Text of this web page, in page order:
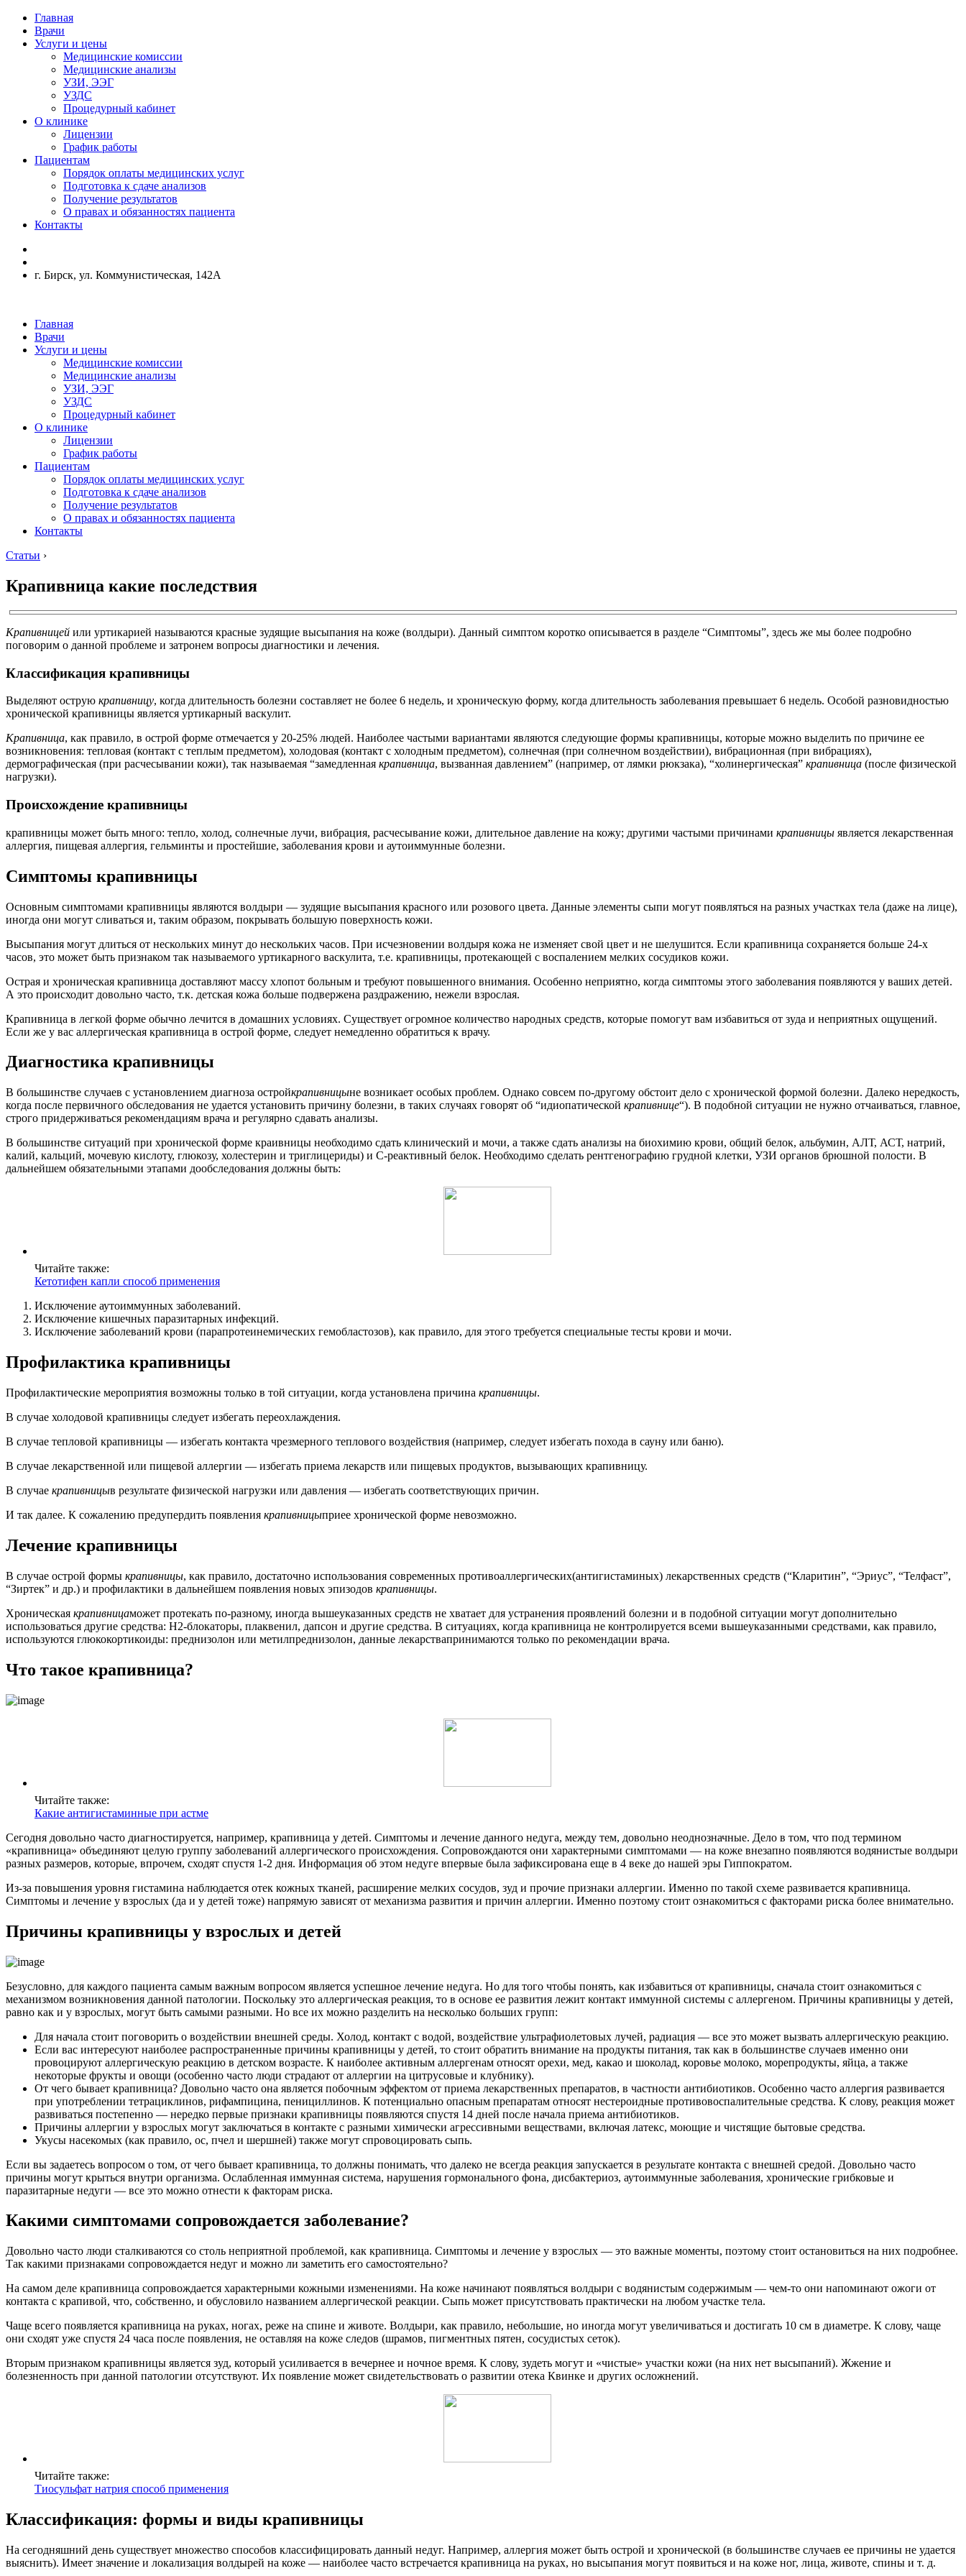
Главная
Врачи
Услуги и цены
Медицинские комиссии
Медицинские анализы
УЗИ, ЭЭГ
УЗДС
Процедурный кабинет
О клинике
Лицензии
График работы
Пациентам
Порядок оплаты медицинских услуг
Подготовка к сдаче анализов
Получение результатов
О правах и обязанностях пациента
Контакты
г. Бирск, ул. Коммунистическая, 142А
Главная
Врачи
Услуги и цены
Медицинские комиссии
Медицинские анализы
УЗИ, ЭЭГ
УЗДС
Процедурный кабинет
О клинике
Лицензии
График работы
Пациентам
Порядок оплаты медицинских услуг
Подготовка к сдаче анализов
Получение результатов
О правах и обязанностях пациента
Контакты
Статьи ›
Крапивница какие последствия
Крапивницей или уртикарией называются красные зудящие высыпания на коже (волдыри). Данный симптом коротко описывается в разделе “Симптомы”, здесь же мы более подробно
поговорим о данной проблеме и затронем вопросы диагностики и лечения.
Классификация крапивницы
Выделяют острую крапивницу, когда длительность болезни составляет не более 6 недель, и хроническую форму, когда длительность заболевания превышает 6 недель. Особой разновидностью
хронической крапивницы является уртикарный васкулит.
Крапивница, как правило, в острой форме отмечается у 20-25% людей. Наиболее частыми вариантами являются следующие формы крапивницы, которые можно выделить по причине ее
возникновения: тепловая (контакт с теплым предметом), холодовая (контакт с холодным предметом), солнечная (при солнечном воздействии), вибрационная (при вибрациях),
дермографическая (при расчесывании кожи), так называемая “замедленная крапивница, вызванная давлением” (например, от лямки рюкзака), “холинергическая” крапивница (после физической
нагрузки).
Происхождение крапивницы
крапивницы может быть много: тепло, холод, солнечные лучи, вибрация, расчесывание кожи, длительное давление на кожу; другими частыми причинами крапивницы является лекарственная
аллергия, пищевая аллергия, гельминты и простейшие, заболевания крови и аутоиммунные болезни.
Симптомы крапивницы
Основным симптомами крапивницы являются волдыри — зудящие высыпания красного или розового цвета. Данные элементы сыпи могут появляться на разных участках тела (даже на лице),
иногда они могут сливаться и, таким образом, покрывать большую поверхность кожи.
Высыпания могут длиться от нескольких минут до нескольких часов. При исчезновении волдыря кожа не изменяет свой цвет и не шелушится. Если крапивница сохраняется больше 24-х
часов, это может быть признаком так называемого уртикарного васкулита, т.е. крапивницы, протекающей с воспалением мелких сосудиков кожи.
Острая и хроническая крапивница доставляют массу хлопот больным и требуют повышенного внимания. Особенно неприятно, когда симптомы этого заболевания появляются у ваших детей.
А это происходит довольно часто, т.к. детская кожа больше подвержена раздражению, нежели взрослая.
Крапивница в легкой форме обычно лечится в домашних условиях. Существует огромное количество народных средств, которые помогут вам избавиться от зуда и неприятных ощущений.
Если же у вас аллергическая крапивница в острой форме, следует немедленно обратиться к врачу.
Диагностика крапивницы
В большинстве случаев с установлением диагноза остройкрапивницыне возникает особых проблем. Однако совсем по-другому обстоит дело с хронической формой болезни. Далеко нередкость,
когда после первичного обследования не удается установить причину болезни, в таких случаях говорят об “идиопатической крапивнице“). В подобной ситуации не нужно отчаиваться, главное,
строго придерживаться рекомендациям врача и регулярно сдавать анализы.
В большинстве ситуаций при хронической форме краивницы необходимо сдать клинический и мочи, а также сдать анализы на биохимию крови, общий белок, альбумин, АЛТ, АСТ, натрий,
калий, кальций, мочевую кислоту, глюкозу, холестерин и триглицериды) и С-реактивный белок. Необходимо сделать рентгенографию грудной клетки, УЗИ органов брюшной полости. В
дальнейшем обязательными этапами дообследования должны быть:
Читайте также:
Кетотифен капли способ применения
Исключение аутоиммунных заболеваний.
Исключение кишечных паразитарных инфекций.
Исключение заболеваний крови (парапротеинемических гемобластозов), как правило, для этого требуется специальные тесты крови и мочи.
Профилактика крапивницы
Профилактические мероприятия возможны только в той ситуации, когда установлена причина крапивницы.
В случае холодовой крапивницы следует избегать переохлаждения.
В случае тепловой крапивницы — избегать контакта чрезмерного теплового воздействия (например, следует избегать похода в сауну или баню).
В случае лекарственной или пищевой аллергии — избегать приема лекарств или пищевых продуктов, вызывающих крапивницу.
В случае крапивницыв результате физической нагрузки или давления — избегать соответствующих причин.
И так далее. К сожалению предупердить появления крапивницыприее хронической форме невозможно.
Лечение крапивницы
В случае острой формы крапивницы, как правило, достаточно использования современных противоаллергических(антигистаминых) лекарственных средств (“Кларитин”, “Эриус”, “Телфаст”,
“Зиртек” и др.) и профилактики в дальнейшем появления новых эпизодов крапивницы.
Хроническая крапивницаможет протекать по-разному, иногда вышеуказанных средств не хватает для устранения проявлений болезни и в подобной ситуации могут дополнительно
использоваться другие средства: Н2-блокаторы, плаквенил, дапсон и другие средства. В ситуациях, когда крапивница не контролируется всеми вышеуказанными средствами, как правило,
используются глюкокортикоиды: преднизолон или метилпреднизолон, данные лекарствапринимаются только по рекомендации врача.
Что такое крапивница?
Читайте также:
Какие антигистаминные при астме
Сегодня довольно часто диагностируется, например, крапивница у детей. Симптомы и лечение данного недуга, между тем, довольно неоднозначные. Дело в том, что под термином
«крапивница» объединяют целую группу заболеваний аллергического происхождения. Сопровождаются они характерными симптомами — на коже внезапно появляются водянистые волдыри
разных размеров, которые, впрочем, сходят спустя 1-2 дня. Информация об этом недуге впервые была зафиксирована еще в 4 веке до нашей эры Гиппократом.
Из-за повышения уровня гистамина наблюдается отек кожных тканей, расширение мелких сосудов, зуд и прочие признаки аллергии. Именно по такой схеме развивается крапивница.
Симптомы и лечение у взрослых (да и у детей тоже) напрямую зависят от механизма развития и причин аллергии. Именно поэтому стоит ознакомиться с факторами риска более внимательно.
Причины крапивницы у взрослых и детей
Безусловно, для каждого пациента самым важным вопросом является успешное лечение недуга. Но для того чтобы понять, как избавиться от крапивницы, сначала стоит ознакомиться с
механизмом возникновения данной патологии. Поскольку это аллергическая реакция, то в основе ее развития лежит контакт иммунной системы с аллергеном. Причины крапивницы у детей,
равно как и у взрослых, могут быть самыми разными. Но все их можно разделить на несколько больших групп:
Для начала стоит поговорить о воздействии внешней среды. Холод, контакт с водой, воздействие ультрафиолетовых лучей, радиация — все это может вызвать аллергическую реакцию.
Если вас интересуют наиболее распространенные причины крапивницы у детей, то стоит обратить внимание на продукты питания, так как в большинстве случаев именно они
провоцируют аллергическую реакцию в детском возрасте. К наиболее активным аллергенам относят орехи, мед, какао и шоколад, коровье молоко, морепродукты, яйца, а также
некоторые фрукты и овощи (особенно часто люди страдают от аллергии на цитрусовые и клубнику).
От чего бывает крапивница? Довольно часто она является побочным эффектом от приема лекарственных препаратов, в частности антибиотиков. Особенно часто аллергия развивается
при употреблении тетрациклинов, рифампицина, пенициллинов. К потенциально опасным препаратам относят нестероидные противовоспалительные средства. К слову, реакция может
развиваться постепенно — нередко первые признаки крапивницы появляются спустя 14 дней после начала приема антибиотиков.
Причины аллергии у взрослых могут заключаться в контакте с разными химически агрессивными веществами, включая латекс, моющие и чистящие бытовые средства.
Укусы насекомых (как правило, ос, пчел и шершней) также могут спровоцировать сыпь.
Если вы задаетесь вопросом о том, от чего бывает крапивница, то должны понимать, что далеко не всегда реакция запускается в результате контакта с внешней средой. Довольно часто
причины могут крыться внутри организма. Ослабленная иммунная система, нарушения гормонального фона, дисбактериоз, аутоиммунные заболевания, хронические грибковые и
паразитарные недуги — все это можно отнести к факторам риска.
Какими симптомами сопровождается заболевание?
Довольно часто люди сталкиваются со столь неприятной проблемой, как крапивница. Симптомы и лечение у взрослых — это важные моменты, поэтому стоит остановиться на них подробнее.
Так какими признаками сопровождается недуг и можно ли заметить его самостоятельно?
На самом деле крапивница сопровождается характерными кожными изменениями. На коже начинают появляться волдыри с водянистым содержимым — чем-то они напоминают ожоги от
контакта с крапивой, что, собственно, и обусловило названием аллергической реакции. Сыпь может присутствовать практически на любом участке тела.
Чаще всего появляется крапивница на руках, ногах, реже на спине и животе. Волдыри, как правило, небольшие, но иногда могут увеличиваться и достигать 10 см в диаметре. К слову, чаще
они сходят уже спустя 24 часа после появления, не оставляя на коже следов (шрамов, пигментных пятен, сосудистых сеток).
Вторым признаком крапивницы является зуд, который усиливается в вечернее и ночное время. К слову, зудеть могут и «чистые» участки кожи (на них нет высыпаний). Жжение и
болезненность при данной патологии отсутствуют. Их появление может свидетельствовать о развитии отека Квинке и других осложнений.
Читайте также:
Тиосульфат натрия способ применения
Классификация: формы и виды крапивницы
На сегодняшний день существует множество способов классифицировать данный недуг. Например, аллергия может быть острой и хронической (в большинстве случаев ее причины не удается
выяснить). Имеет значение и локализация волдырей на коже — наиболее часто встречается крапивница на руках, но высыпания могут появиться и на коже ног, лица, животе, спины и т. д.